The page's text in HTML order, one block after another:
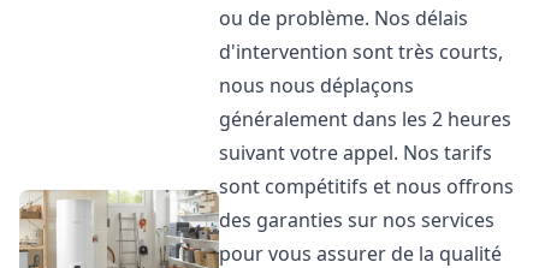
ou de problème. Nos délais
d'intervention sont très courts,
nous nous déplaçons
généralement dans les 2 heures
suivant votre appel. Nos tarifs
sont compétitifs et nous offrons
des garanties sur nos services
pour vous assurer de la qualité